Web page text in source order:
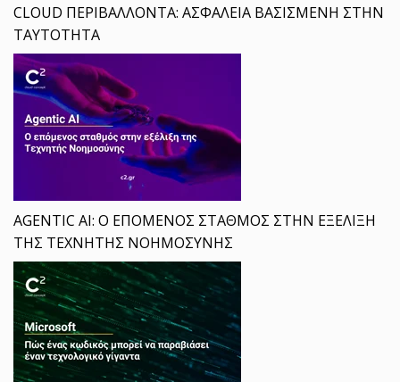
CLOUD ΠΕΡΙΒΑΛΛΟΝΤΑ: ΑΣΦΑΛΕΙΑ ΒΑΣΙΣΜΕΝΗ ΣΤΗΝ
ΤΑΥΤΟΤΗΤΑ
AGENTIC AI: Ο ΕΠΟΜΕΝΟΣ ΣΤΑΘΜΟΣ ΣΤΗΝ ΕΞΕΛΙΞΗ
ΤΗΣ ΤΕΧΝΗΤΗΣ ΝΟΗΜΟΣΥΝΗΣ